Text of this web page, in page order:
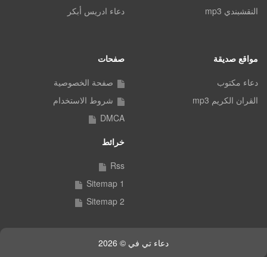
النقشبندي mp3
دعاء ادريس أبكر
مواقع صديقة
دعاء مكتوب
القران الكريم mp3
صفحات
صفحة الخصوصية
شروط الاستخدام
DMCA
خرائط
Rss
Sitemap 1
Sitemap 2
دعاء تي في © 2026